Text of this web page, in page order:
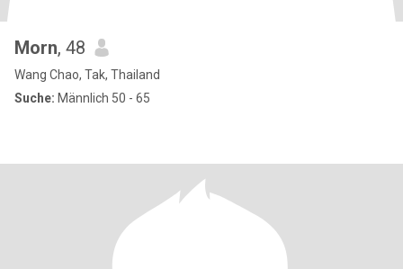
Morn, 48
Wang Chao, Tak, Thailand
Suche: Männlich 50 - 65